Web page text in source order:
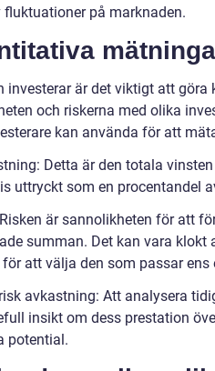
fluktuationer på marknaden.
investerar är det viktigt att
och riskerna med olika
kan använda för att
Detta är den totala
uttryckt som en procentandel
är sannolikheten för att
summan. Det kan vara
att välja den som passar ens
avkastning: Att analysera
insikt om dess prestation
potential.